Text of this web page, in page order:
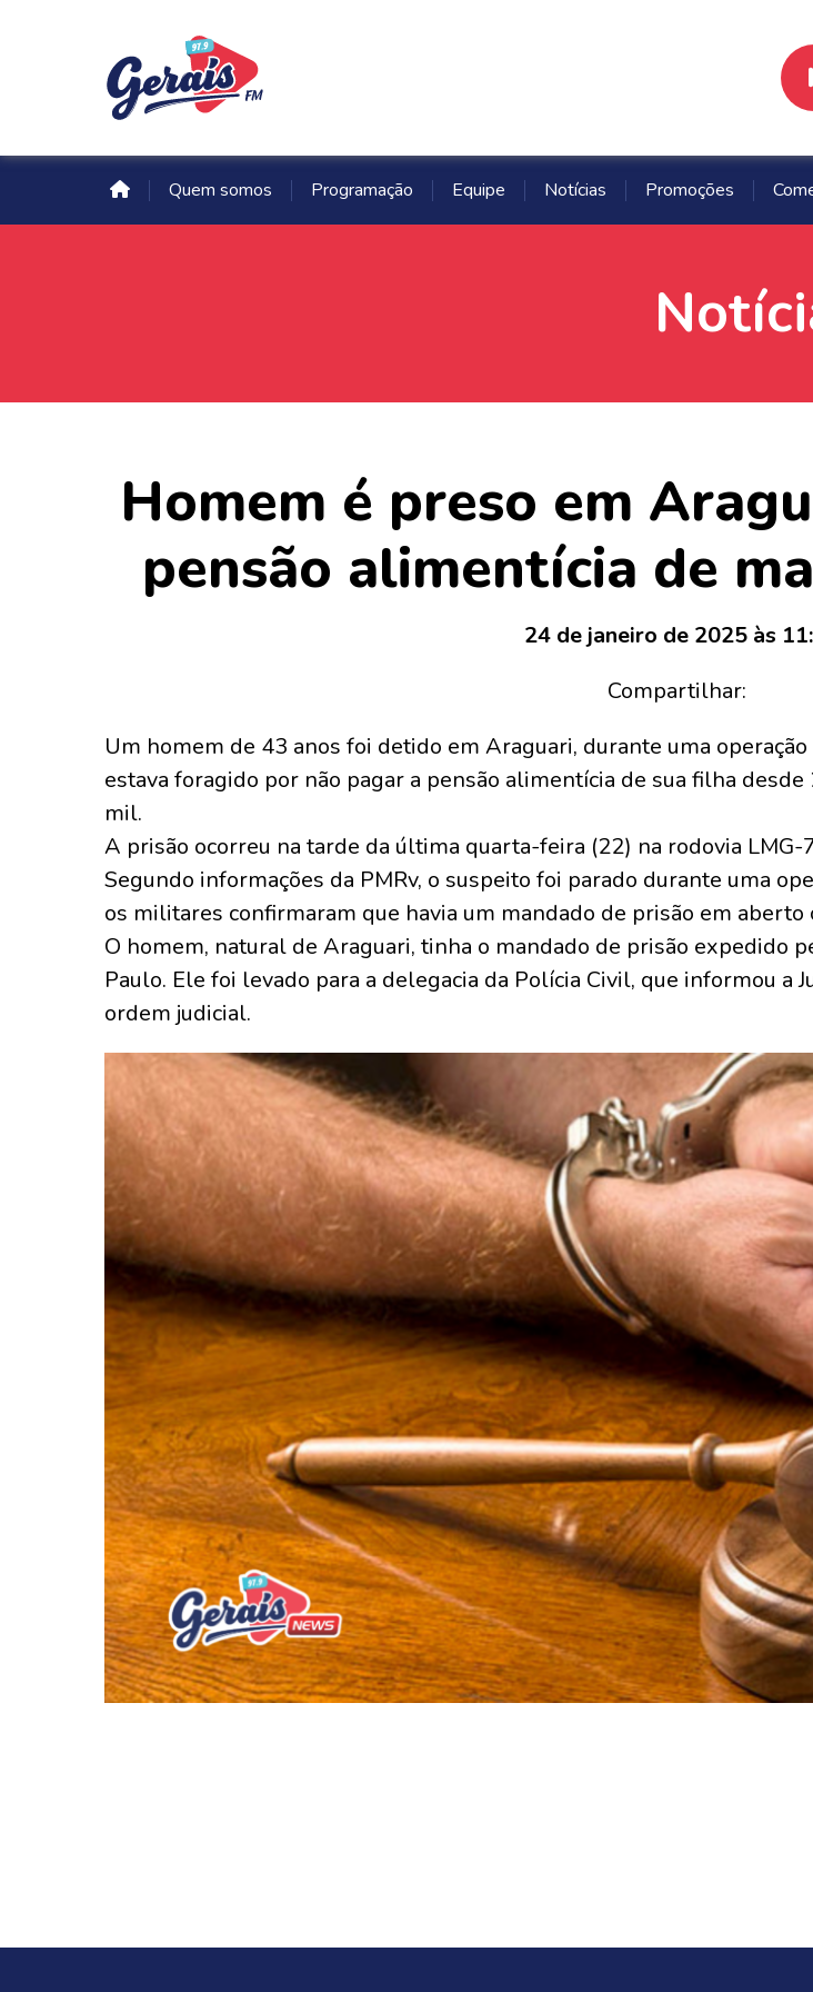
Quem somos Programação Equipe Notícias Promoções
Homem é preso em
pensão alimentícia de
24 de janeiro de 2025 às
Compartilhar:
Um homem de 43 anos foi detido em Araguari, durante uma
estava foragido por não pagar a pensão alimentícia de sua filha
mil.
A prisão ocorreu na tarde da última quarta-feira (22) na rodovia
Segundo informações da PMRv, o suspeito foi parado durante uma
os militares confirmaram que havia um mandado de prisão em
O homem, natural de Araguari, tinha o mandado de prisão expedido
Paulo. Ele foi levado para a delegacia da Polícia Civil, que informou a
ordem judicial.